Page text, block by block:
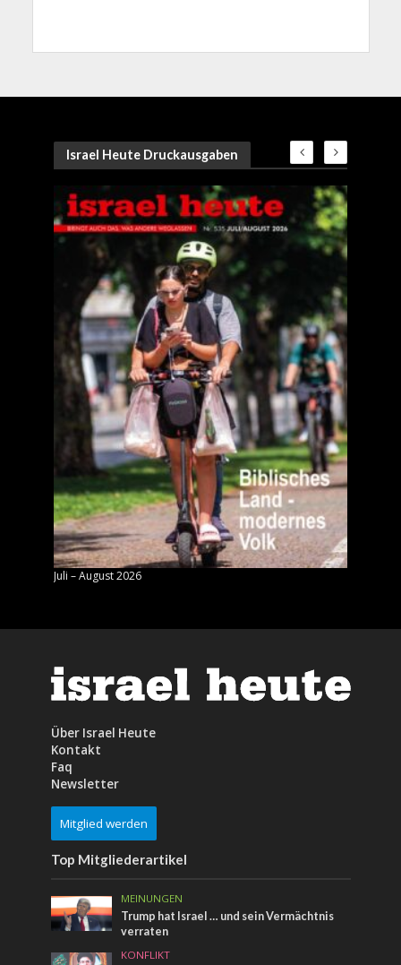
Israel Heute Druckausgaben
Juli – August 2026
Über Israel Heute
Kontakt
Faq
Newsletter
Mitglied werden
Top Mitgliederartikel
MEINUNGEN
Trump hat Israel … und sein Vermächtnis
verraten
KONFLIKT